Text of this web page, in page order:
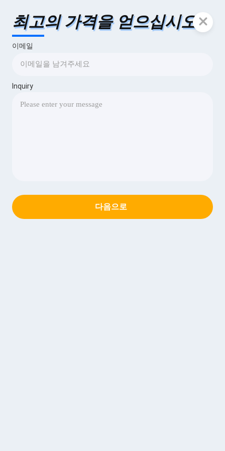
최고의 가격을 얻으십시오
이메일
Inquiry
다음으로